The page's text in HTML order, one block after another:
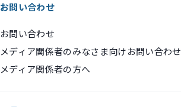
お問い合わせ
お問い合わせ
メディア関係者のみなさま向けお問い合わせ
メディア関係者の方へ